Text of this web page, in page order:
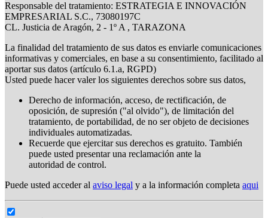
Responsable del tratamiento: ESTRATEGIA E INNOVACIÓN
EMPRESARIAL S.C., 73080197C
CL. Justicia de Aragón, 2 - 1º A , TARAZONA
La finalidad del tratamiento de sus datos es enviarle comunicaciones
informativas y comerciales, en base a su consentimiento, facilitado al
aportar sus datos (artículo 6.1.a, RGPD)
Usted puede hacer valer los siguientes derechos sobre sus datos,
Derecho de información, acceso, de rectificación, de
oposición, de supresión ("al olvido"), de limitación del
tratamiento, de portabilidad, de no ser objeto de decisiones
individuales automatizadas.
Recuerde que ejercitar sus derechos es gratuito. También
puede usted presentar una reclamación ante la
autoridad de control.
Puede usted acceder al aviso legal y a la información completa aqui